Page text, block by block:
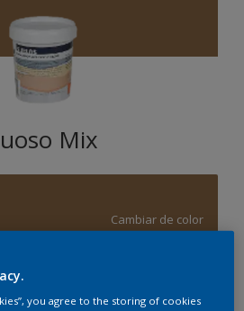
Mix
Cambiar de color
5 litros
you agree to the storing of cookies